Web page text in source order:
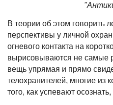
В теории об этом говорить
перспективы у личной
огневого контакта на
вырисовываются не самые
вещь упрямая и прямо
телохранителей, многие из
того, как успевают